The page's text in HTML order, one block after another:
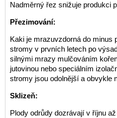
Nadměrný řez snižuje produkci
Přezimování:
Kaki je mrazuvzdorná do minus
stromy v prvních letech po
silnými mrazy mulčováním
jutovinou nebo speciálním
stromy jsou odolnější a obvykle
Sklizeň:
Plody odrůdy dozrávají v říjnu